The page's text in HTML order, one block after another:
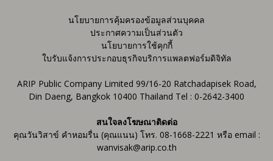
นโยบายการคุ้มครองข้อมูลส่วนบุคคล
ประกาศความเป็นส่วนตัว
นโยบายการใช้คุกกี้
ใบรับแจ้งการประกอบธุรกิจบริการแพลตฟอร์มดิจิทัล
ARIP Public Company Limited 99/16-20 Ratchadapisek Road,
Din Daeng, Bangkok 10400 Thailand Tel : 0-2642-3400
สนใจลงโฆษณาติดต่อ
คุณวันวิสาข์ คำหอมรื่น (คุณแนน) โทร. 08-1668-2221 หรือ email :
wanvisak@arip.co.th